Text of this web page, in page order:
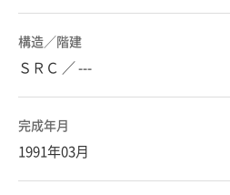
構造／階建
ＳＲＣ ／ ---
完成年月
1991年03月